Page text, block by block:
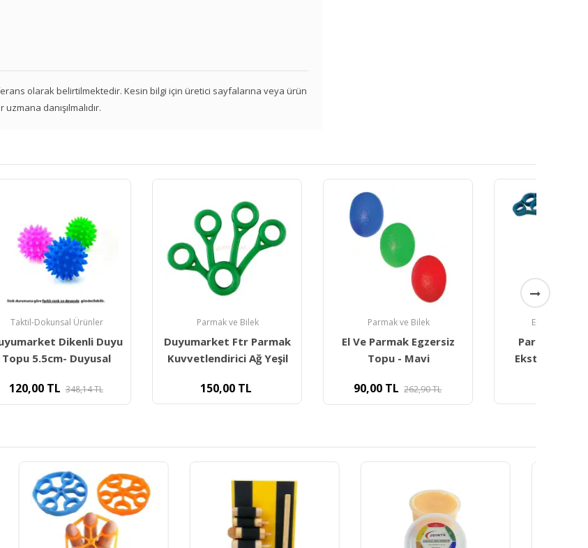
olarak belirtilmektedir. Kesin bilgi için üretici sayfalarına veya ürün
danışılmalıdır.
Parmak ve Bilek
Duyumarket Ftr Parmak
Kuvvetlendirici Ağ Yeşil
150,00
El Ve Parmak Egzersiz
Topu - Mavi
90,00
Ergoterapi Ürünleri
Parmak Güçlendirici
Ekstansiyon Egzersiz
130,00